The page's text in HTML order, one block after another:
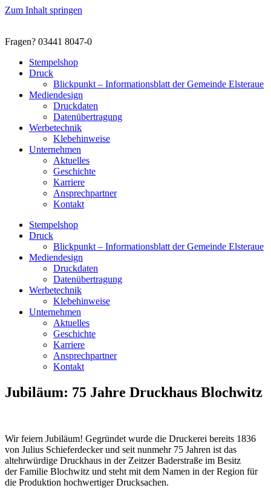
Zum Inhalt springen
Fragen? 03441 8047-0
Stempelshop
Druck
Blickpunkt – Informationsblatt der Gemeinde Elsteraue
Mediendesign
Druckdaten
Datenübertragung
Werbetechnik
Klebehinweise
Unternehmen
Aktuelles
Geschichte
Karriere
Ansprechpartner
Kontakt
Stempelshop
Druck
Blickpunkt – Informationsblatt der Gemeinde Elsteraue
Mediendesign
Druckdaten
Datenübertragung
Werbetechnik
Klebehinweise
Unternehmen
Aktuelles
Geschichte
Karriere
Ansprechpartner
Kontakt
Jubiläum: 75 Jahre Druckhaus Blochwitz
Wir feiern Jubiläum! Gegründet wurde die Druckerei bereits 1836
von Julius Schieferdecker und seit nunmehr 75 Jahren ist das
altehrwürdige Druckhaus in der Zeitzer Baderstraße im Besitz
der Familie Blochwitz und steht mit dem Namen in der Region für
die Produktion hochwertiger Drucksachen.